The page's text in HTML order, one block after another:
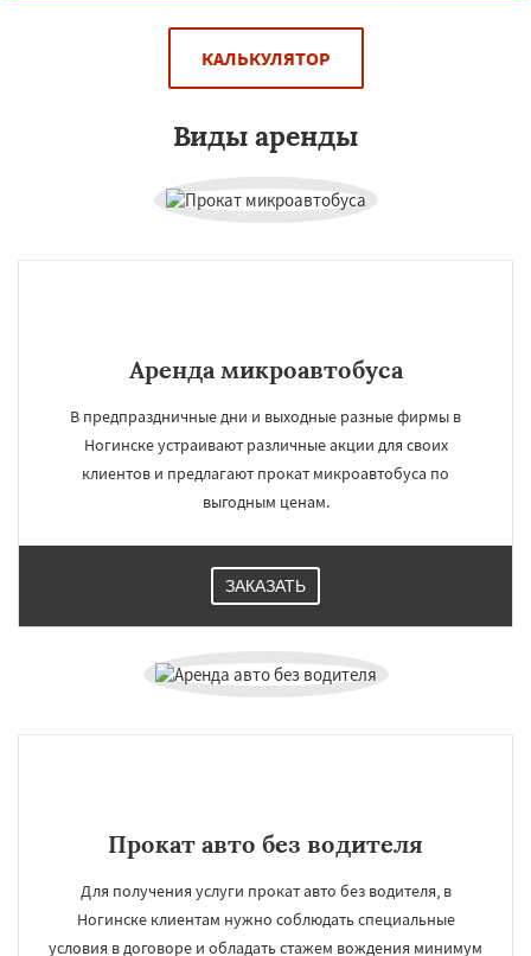
КАЛЬКУЛЯТОР
Виды аренды
Аренда микроавтобуса
В предпраздничные дни и выходные разные фирмы в
Ногинске устраивают различные акции для своих
клиентов и предлагают прокат микроавтобуса по
выгодным ценам.
ЗАКАЗАТЬ
Прокат авто без водителя
Для получения услуги прокат авто без водителя, в
Ногинске клиентам нужно соблюдать специальные
условия в договоре и обладать стажем вождения минимум